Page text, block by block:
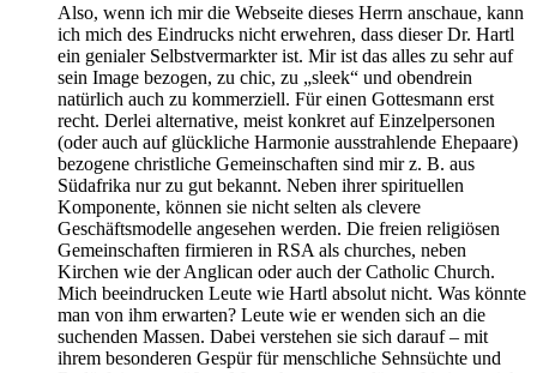
Also, wenn ich mir die Webseite dieses Herrn anschaue, kann
ich mich des Eindrucks nicht erwehren, dass dieser Dr. Hartl
ein genialer Selbstvermarkter ist. Mir ist das alles zu sehr auf
sein Image bezogen, zu chic, zu „sleek“ und obendrein
natürlich auch zu kommerziell. Für einen Gottesmann erst
recht. Derlei alternative, meist konkret auf Einzelpersonen
(oder auch auf glückliche Harmonie ausstrahlende Ehepaare)
bezogene christliche Gemeinschaften sind mir z. B. aus
Südafrika nur zu gut bekannt. Neben ihrer spirituellen
Komponente, können sie nicht selten als clevere
Geschäftsmodelle angesehen werden. Die freien religiösen
Gemeinschaften firmieren in RSA als churches, neben
Kirchen wie der Anglican oder auch der Catholic Church.
Mich beeindrucken Leute wie Hartl absolut nicht. Was könnte
man von ihm erwarten? Leute wie er wenden sich an die
suchenden Massen. Dabei verstehen sie sich darauf – mit
ihrem besonderen Gespür für menschliche Sehnsüchte und